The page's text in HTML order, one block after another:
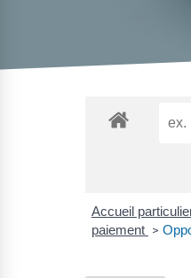
Accueil
paiement >